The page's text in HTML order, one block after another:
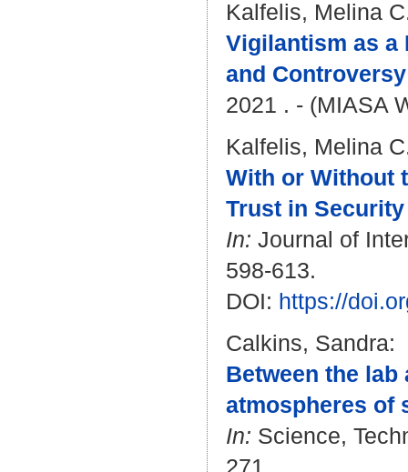
Kalfelis, Melina
Vigilantism as a
and
2021 . - (MIASA
Kalfelis, Melina
With or Without
Trust in
In: Journal of
598-613.
DOI: https://
Calkins, Sandra:
Between the
atmospheres of
In: Science,
271.